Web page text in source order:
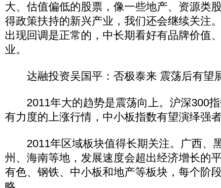
大、估值偏低的股票，像一些地产、资源类
得政策扶持的新兴产业，我们还会继续关注
出现回调是正常的，中长期看好有品牌价值
业。
达融投资吴国平：否极泰来 震荡后有望
2011年大的趋势是震荡向上。沪深300指
有力度的上涨行情，中小板指数有望演绎强
2011年区域板块值得长期关注。广西、
州、海南等地，发展速度会超出经济增长的
有色、钢铁、中小板和地产等板块，每个阶